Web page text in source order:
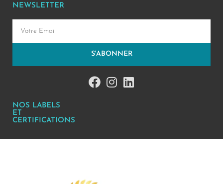
NEWSLETTER
S'ABONNER
NOS LABELS
ET
CERTIFICATIONS